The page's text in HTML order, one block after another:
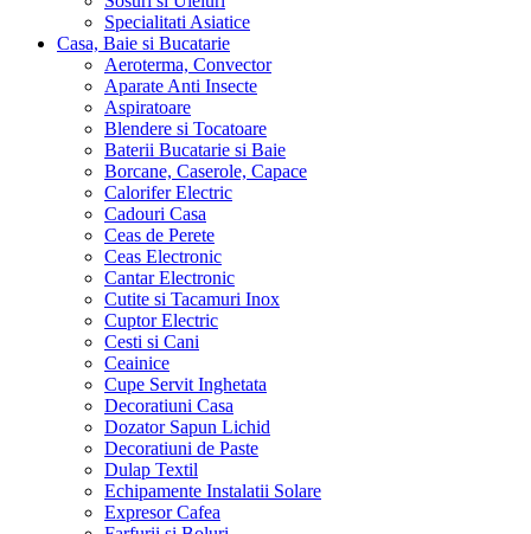
Specialitati Asiatice
Casa, Baie si Bucatarie
Aeroterma, Convector
Aparate Anti Insecte
Aspiratoare
Blendere si Tocatoare
Baterii Bucatarie si Baie
Borcane, Caserole, Capace
Calorifer Electric
Cadouri Casa
Ceas de Perete
Ceas Electronic
Cantar Electronic
Cutite si Tacamuri Inox
Cuptor Electric
Cesti si Cani
Ceainice
Cupe Servit Inghetata
Decoratiuni Casa
Dozator Sapun Lichid
Decoratiuni de Paste
Dulap Textil
Echipamente Instalatii Solare
Expresor Cafea